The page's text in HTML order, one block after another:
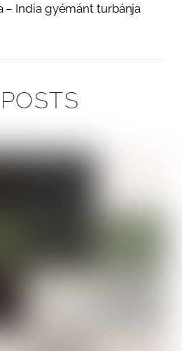
– India gyémánt turbánja